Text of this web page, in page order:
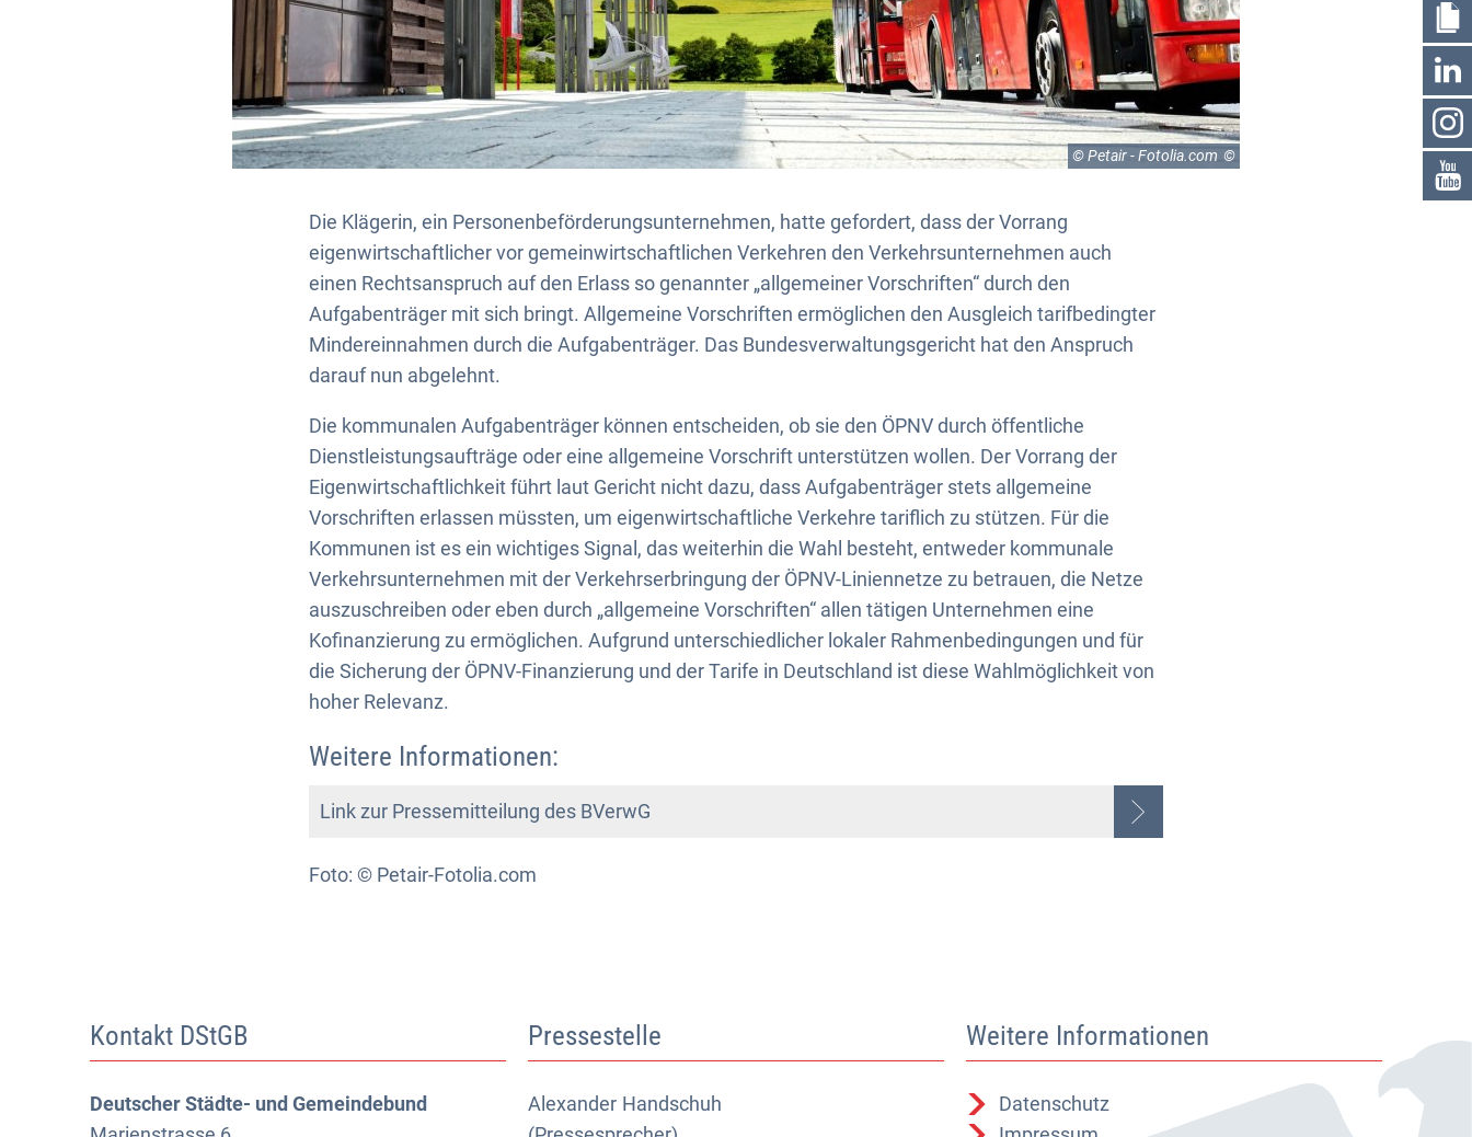
© Petair - Fotolia.com
Die Klägerin, ein Personenbeförderungsunternehmen, hatte gefordert, dass der Vorrang
eigenwirtschaftlicher vor gemeinwirtschaftlichen Verkehren den Verkehrsunternehmen auch
einen Rechtsanspruch auf den Erlass so genannter „allgemeiner Vorschriften“ durch den
Aufgabenträger mit sich bringt. Allgemeine Vorschriften ermöglichen den Ausgleich tarifbedingter
Mindereinnahmen durch die Aufgabenträger. Das Bundesverwaltungsgericht hat den Anspruch
darauf nun abgelehnt.
Die kommunalen Aufgabenträger können entscheiden, ob sie den ÖPNV durch öffentliche
Dienstleistungsaufträge oder eine allgemeine Vorschrift unterstützen wollen. Der Vorrang der
Eigenwirtschaftlichkeit führt laut Gericht nicht dazu, dass Aufgabenträger stets allgemeine
Vorschriften erlassen müssten, um eigenwirtschaftliche Verkehre tariflich zu stützen. Für die
Kommunen ist es ein wichtiges Signal, das weiterhin die Wahl besteht, entweder kommunale
Verkehrsunternehmen mit der Verkehrserbringung der ÖPNV-Liniennetze zu betrauen, die Netze
auszuschreiben oder eben durch „allgemeine Vorschriften“ allen tätigen Unternehmen eine
Kofinanzierung zu ermöglichen. Aufgrund unterschiedlicher lokaler Rahmenbedingungen und für
die Sicherung der ÖPNV-Finanzierung und der Tarife in Deutschland ist diese Wahlmöglichkeit von
hoher Relevanz.
Weitere Informationen:
Link zur Pressemitteilung des BVerwG
Foto: © Petair-Fotolia.com
Kontakt DStGB
Deutscher Städte- und Gemeindebund
Pressestelle
Alexander Handschuh
Alexander Handschuh (Pressesprecher)
Weitere Informationen
Datenschutz